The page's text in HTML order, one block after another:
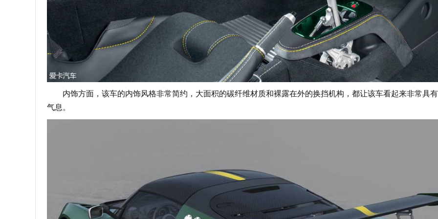
内饰方面，该车的内饰风格非常简约，大面积的碳纤维材质和裸露在外的换挡机构，都让该车看起来非常具
气息。